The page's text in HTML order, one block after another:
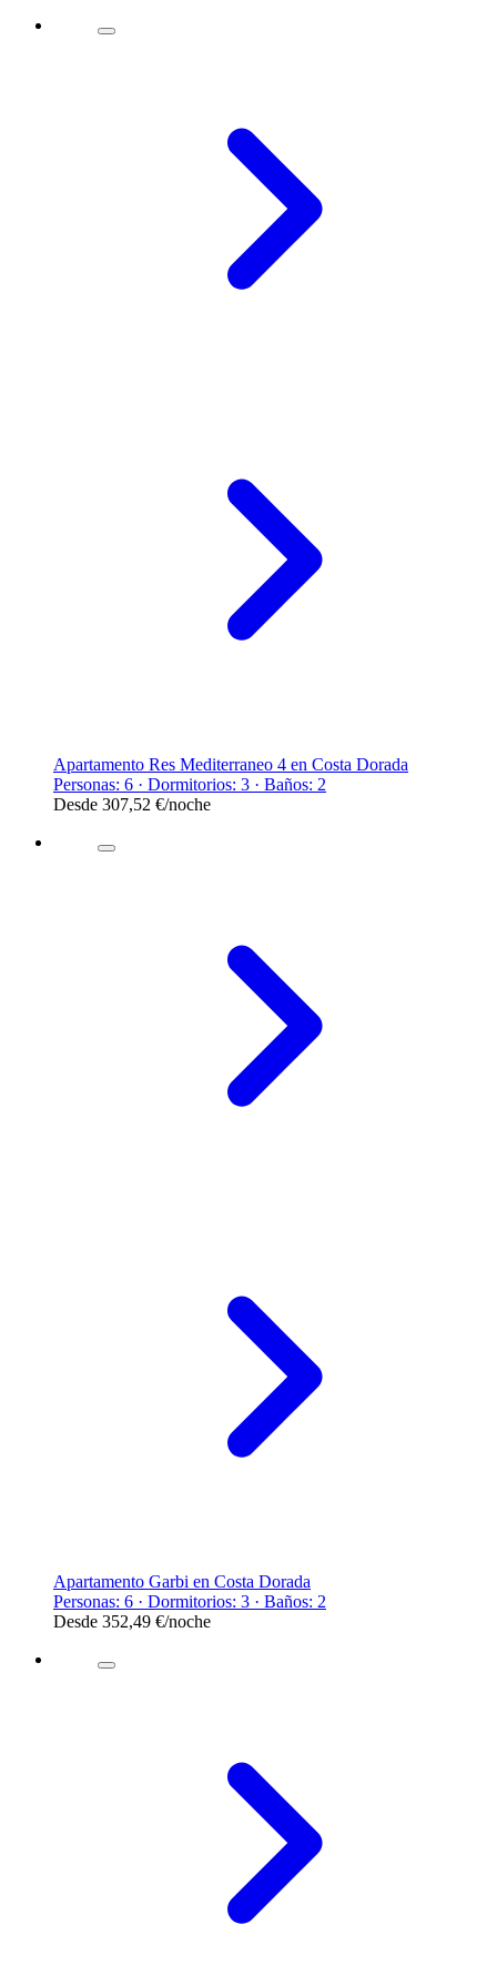
Apartamento Res Mediterraneo 4 en Costa Dorada
Personas: 6 · Dormitorios: 3 · Baños: 2
Desde 307,52 €/noche
Apartamento Garbi en Costa Dorada
Personas: 6 · Dormitorios: 3 · Baños: 2
Desde 352,49 €/noche